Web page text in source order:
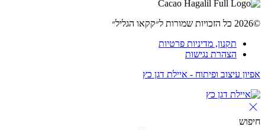
©2026 כל הזכויות שמורות ל״קקאו הגליל״
תקנון, מדיניות פרטיות
הצהרת נגישות
אפיון עיצוב ופיתוח - איילת דגן כץ
חיפוש